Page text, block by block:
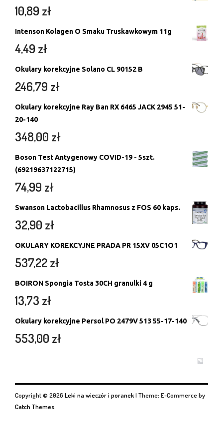
10,89 zł
Intenson Kolagen O Smaku Truskawkowym 11g
4,49 zł
Okulary korekcyjne Solano CL 90152 B
246,79 zł
Okulary korekcyjne Ray Ban RX 6465 JACK 2945 51-
20-140
348,00 zł
Boson Test Antygenowy COVID-19 - 5szt.
(69219637122715)
74,99 zł
Swanson Lactobacillus Rhamnosus z FOS 60 kaps.
32,90 zł
OKULARY KOREKCYJNE PRADA PR 15XV 05C1O1
537,22zł
BOIRON Spongia Tosta 30CH granulki 4 g
13,73 zł
Okulary korekcyjne Persol PO 2479V 513 55-17-140
553,00 zł
Copyright © 2026 Leki na wieczór i poranek| Theme: E-Commerce by
Catch Themes.